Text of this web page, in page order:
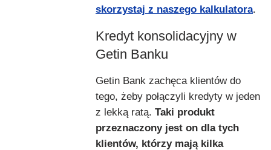
skorzystaj z naszego kalkulatora.
Kredyt konsolidacyjny w
Getin Banku
Getin Bank zachęca klientów do
tego, żeby połączyli kredyty w jeden
z lekką ratą. Taki produkt
przeznaczony jest on dla tych
klientów, którzy mają kilka